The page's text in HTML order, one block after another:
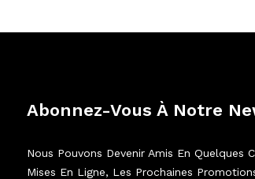
Abonnez-Vous À Notre
Nous Pouvons Devenir Amis En Quelques
Mises En Ligne, Les Prochaines